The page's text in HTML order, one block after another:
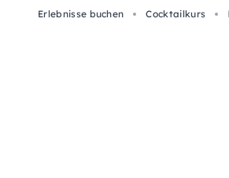
Erlebnisse buchen
Cocktailkurs